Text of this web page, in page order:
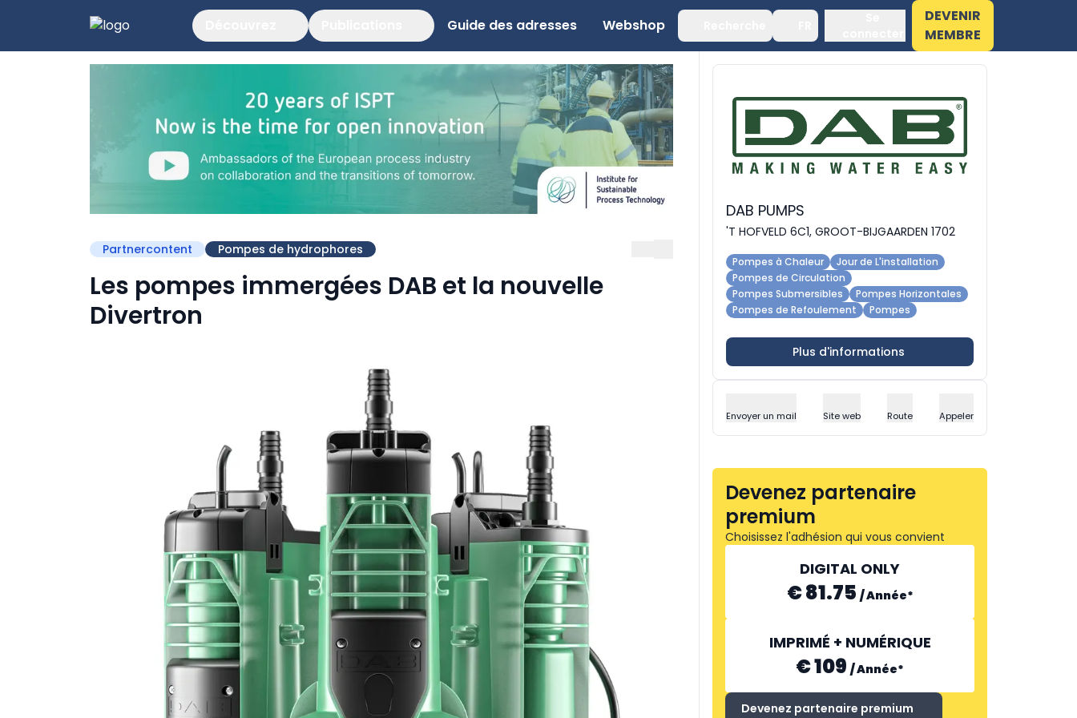
Guide des adresses Webshop
DEVENIR
MEMBRE
Partnercontent Pompes de hydrophores
Les pompes immergées DAB et la nouvelle
Divertron
DAB PUMPS
'T HOFVELD 6C1, GROOT-BIJGAARDEN 1702
Pompes à Chaleur
Jour de L'installation
Pompes de Circulation
Pompes Submersibles
Pompes Horizontales
Pompes de Refoulement
Pompes
Plus d'informations
Envoyer un mail Site web Route Appeler
Devenez partenaire
premium
Choisissez l'adhésion qui vous convient
DIGITAL ONLY
€ 81.75 /Année*
IMPRIMÉ + NUMÉRIQUE
€ 109 /Année*
Devenez partenaire premium